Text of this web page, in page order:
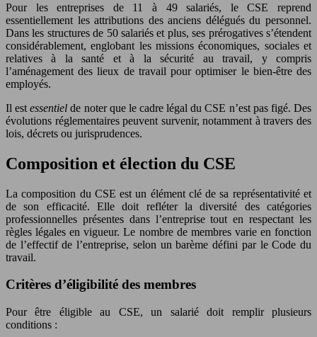
Pour les entreprises de 11 à 49 salariés, le CSE reprend
essentiellement les attributions des anciens délégués du personnel.
Dans les structures de 50 salariés et plus, ses prérogatives s’étendent
considérablement, englobant les missions économiques, sociales et
relatives à la santé et à la sécurité au travail, y compris
l’aménagement des lieux de travail pour optimiser le bien-être des
employés.
Il estessentiel de noter que le cadre légal du CSE n’est pas figé. Des
évolutions réglementaires peuvent survenir, notamment à travers des
lois, décrets ou jurisprudences.
Composition et élection du CSE
La composition du CSE est un élément clé de sa représentativité et
de son efficacité. Elle doit refléter la diversité des catégories
professionnelles présentes dans l’entreprise tout en respectant les
règles légales en vigueur. Le nombre de membres varie en fonction
de l’effectif de l’entreprise, selon un barème défini par le Code du
travail.
Critères d’éligibilité des membres
Pour être éligible au CSE, un salarié doit remplir plusieurs
conditions :